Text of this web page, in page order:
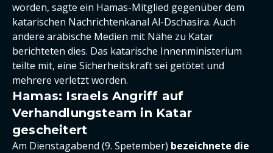
worden, sagte ein Hamas-Mitglied gegenüber dem
katarischen Nachrichtenkanal Al-Dschasira. Auch
andere arabische Medien mit Nähe zu Katar
berichteten dies. Das katarische Innenministerium
teilte mit, eine Sicherheitskraft sei getötet und
mehrere verletzt worden.
Hamas: Israels Angriff auf
Verhandlungsteam in Katar
gescheitert
Am Dienstagabend (9. Spetember) bezeichnete die